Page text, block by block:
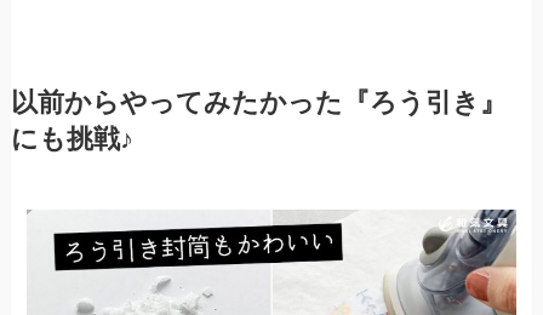
以前からやってみたかった『ろう引き』
にも挑戦♪